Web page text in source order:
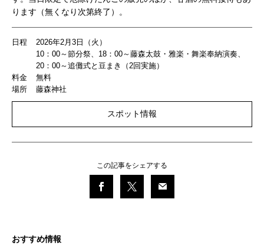
ります（無くなり次第終了）。
日程
2026年2月3日（火）
10：00～節分祭、18：00～藤森太鼓・雅楽・舞楽奉納演奏、
20：00～追儺式と豆まき（2回実施）
料金
無料
場所
藤森神社
スポット情報
この記事をシェアする
おすすめ情報